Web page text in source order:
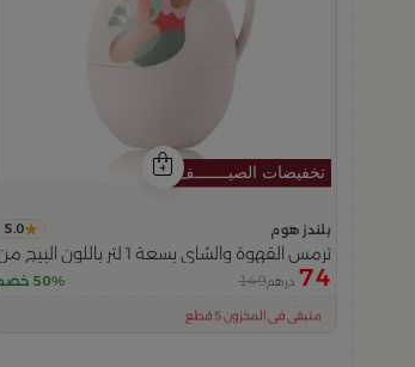
بلندز هوم 5.0
ترمس القهوة والشاي بسعة 1 لتر باللون البيج من فيولا
74 درهم149 50% خصم
تم بيع 100+ مؤخراً